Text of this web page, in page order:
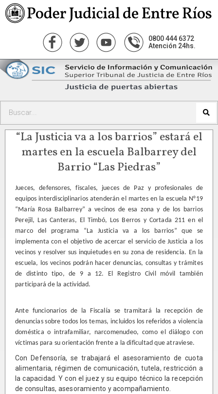
0800 444 6372
Atención 24hs.
“La Justicia va a los barrios” estará el
martes en la escuela Balbarrey del
Barrio “Las Piedras”
Jueces, defensores, fiscales, jueces de Paz y profesionales de
equipos interdisciplinarios atenderán el martes en la escuela N°19
“María Rosa Balbarrey” a vecinos de esa zona y de los barrios
Perejil, Las Canteras, El Timbó, Los Berros y Cortada 211 en el
marco del programa “La Justicia va a los barrios” que se
implementa con el objetivo de acercar el servicio de Justicia a los
vecinos y resolver sus inquietudes en su zona de residencia. En la
escuela, los vecinos podrán hacer denuncias, consultas y trámites
de distinto tipo, de 9 a 12. El Registro Civil móvil también
participará de la actividad.
Ante funcionarios de la Fiscalía se tramitará la recepción de
denuncias sobre todos los temas, incluidos los referidos a violencia
doméstica o intrafamiliar, narcomenudeo, como el diálogo con
víctimas para su orientación frente a la dificultad que atraviese.
Con Defensoría, se trabajará el asesoramiento de cuota
alimentaria, régimen de comunicación, tutela, restricción a
la capacidad. Y con el juez y su equipo técnico la recepción
de consultas, asesoramiento y acompañamiento.